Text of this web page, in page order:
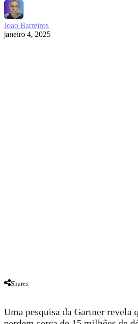
Joao Barreiros
janeiro 4, 2025
Shares
Uma pesquisa da Gartner revela